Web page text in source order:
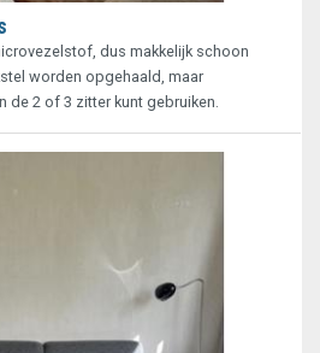
dus makkelijk schoon
worden opgehaald, maar
de 2 of 3 zitter kunt gebruiken.